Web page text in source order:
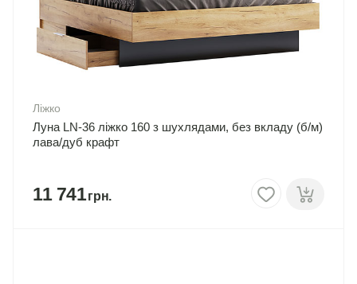
Ліжко
Луна LN-36 ліжко 160 з шухлядами, без вкладу (б/м)
лава/дуб крафт
11 741